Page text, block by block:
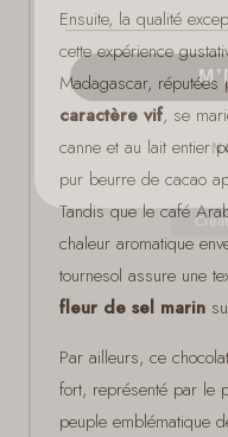
Ensuite, la qualité
cette expérience
Madagascar, réputées
caractère vif, se
canne et au lait entier
pur beurre de cacao
Tandis que le café
chaleur aromatique
tournesol assure une
fleur de sel marin
Par ailleurs, ce
fort, représenté par le
peuple emblématique